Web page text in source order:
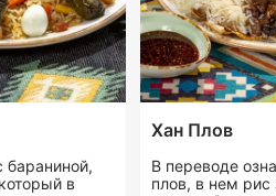
бараниной,
в
Хан Плов
В переводе
плов, в нем рис